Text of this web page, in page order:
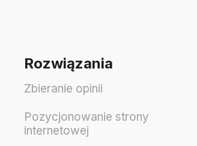
Rozwiązania
Zbieranie opinii
Pozycjonowanie strony
internetowej